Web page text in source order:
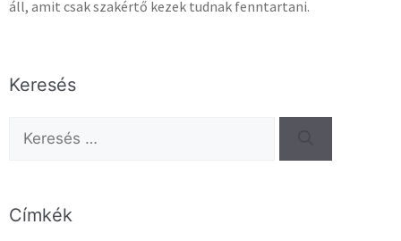
áll, amit csak szakértő kezek tudnak fenntartani.
Keresés
Címkék